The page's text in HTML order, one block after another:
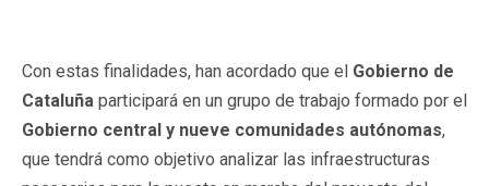
Con estas finalidades, han acordado que el Gobierno de
Cataluña participará en un grupo de trabajo formado por el
Gobierno central y nueve comunidades autónomas,
que tendrá como objetivo analizar las infraestructuras